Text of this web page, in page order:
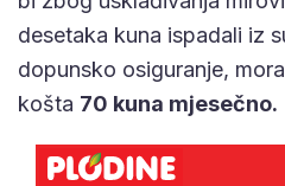
desetaka kuna ispadali iz
dopunsko osiguranje,
košta 70 kuna mjesečno.